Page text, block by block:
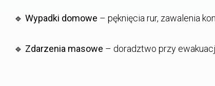
🔹 Wypadki domowe – pęknięcia rur, zawalenia
🔹 Zdarzenia masowe – doradztwo przy